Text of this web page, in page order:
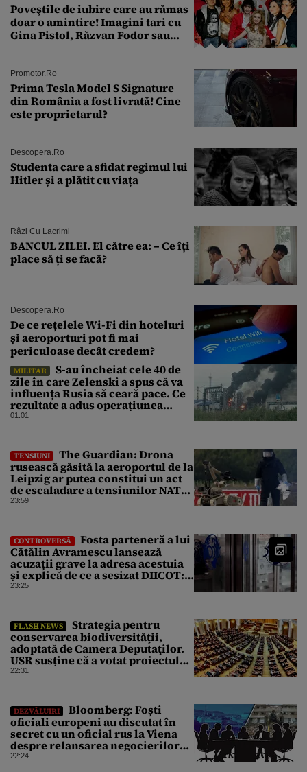
Poveştile de iubire care au rămas
doar o amintire! Imagini tari cu
Gina Pistol, Răzvan Fodor sau
Promotor.ro
Prima Tesla Model S Signature
din România a fost livrată! Cine
este proprietarul?
Descopera.ro
Studenta care a sfidat regimul lui
Hitler și a plătit cu viața
Râzi Cu Lacrimi
BANCUL ZILEI. El către ea: – Ce îți
place să ți se facă?
Descopera.ro
De ce rețelele Wi-Fi din hoteluri
și aeroporturi pot fi mai
periculoase decât credem?
MILITAR
S-au încheiat cele 40 de
zile în care Zelenski a spus că va
influența Rusia să ceară pace. Ce
rezultate a adus operațiunea
Kievului
01:01
TENSIUNI
The Guardian: Drona
rusească găsită la aeroportul de la
Leipzig ar putea constitui un act
de escaladare a tensiunilor NATO-
Rusia
23:59
CONTROVERSĂ
Fosta parteneră a lui
Cătălin Avramescu lansează
acuzații grave la adresa acestuia
și explică de ce a sesizat DIICOT:
„Făcea baie complet dezbrăcat cu
23:25
FLASH NEWS
Strategia pentru
conservarea biodiversităţii,
adoptată de Camera Deputaţilor.
USR susține că a votat proiectul
cu amendamentele PSD pentru a
22:31
DEZVĂLUIRI
Bloomberg: Foști
oficiali europeni au discutat în
secret cu un oficial rus la Viena
despre relansarea negocierilor
de pace dintre Ucraina și Rusia
22:24